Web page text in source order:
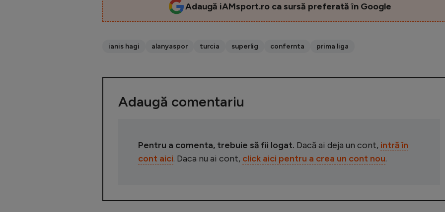
Adaugă iAMsport.ro ca sursă preferată în Google
ianis hagi alanyaspor turcia superlig confernta prima liga
Adaugă comentariu
Pentru a comenta, trebuie să fii logat. Dacă ai deja un cont, intră în
cont aici. Daca nu ai cont, click aici pentru a crea un cont nou.